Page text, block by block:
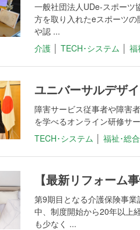
一般社団法人UDe-スポーツ
方を取り入れたeスポーツ
や認 ...
介護
TECH･システム 福
ユニバーサルデザ
障害サービス従事者や障害
を学べるオンライン研修サ
TECH･システム
福祉･総合
【最新リフォーム
第9期目となる介護保険事
中、制度開始から20年以上
も少なく ...